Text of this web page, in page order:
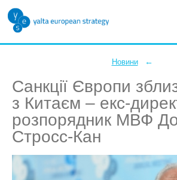
Новини ←
Санкції Європи
з Китаєм – екс-
розпорядник МВФ
Стросс-Кан